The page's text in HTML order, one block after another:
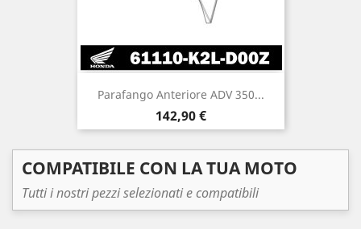
Parafango Anteriore ADV 350...
Prezzo
142,90 €
COMPATIBILE CON LA TUA MOTO
Tutti i nostri pezzi selezionati e compatibili